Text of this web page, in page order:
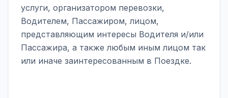
услуги, организатором перевозки,
Водителем, Пассажиром, лицом,
представляющим интересы Водителя и/или
Пассажира, а также любым иным лицом так
или иначе заинтересованным в Поездке.